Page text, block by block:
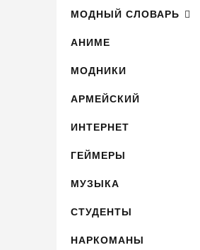
МОДНЫЙ СЛОВАРЬ
АНИМЕ
МОДНИКИ
АРМЕЙСКИЙ
ИНТЕРНЕТ
ГЕЙМЕРЫ
МУЗЫКА
СТУДЕНТЫ
НАРКОМАНЫ